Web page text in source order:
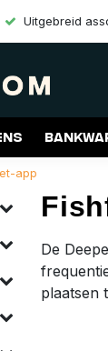
Uitgebreid
app
De
plaatsen